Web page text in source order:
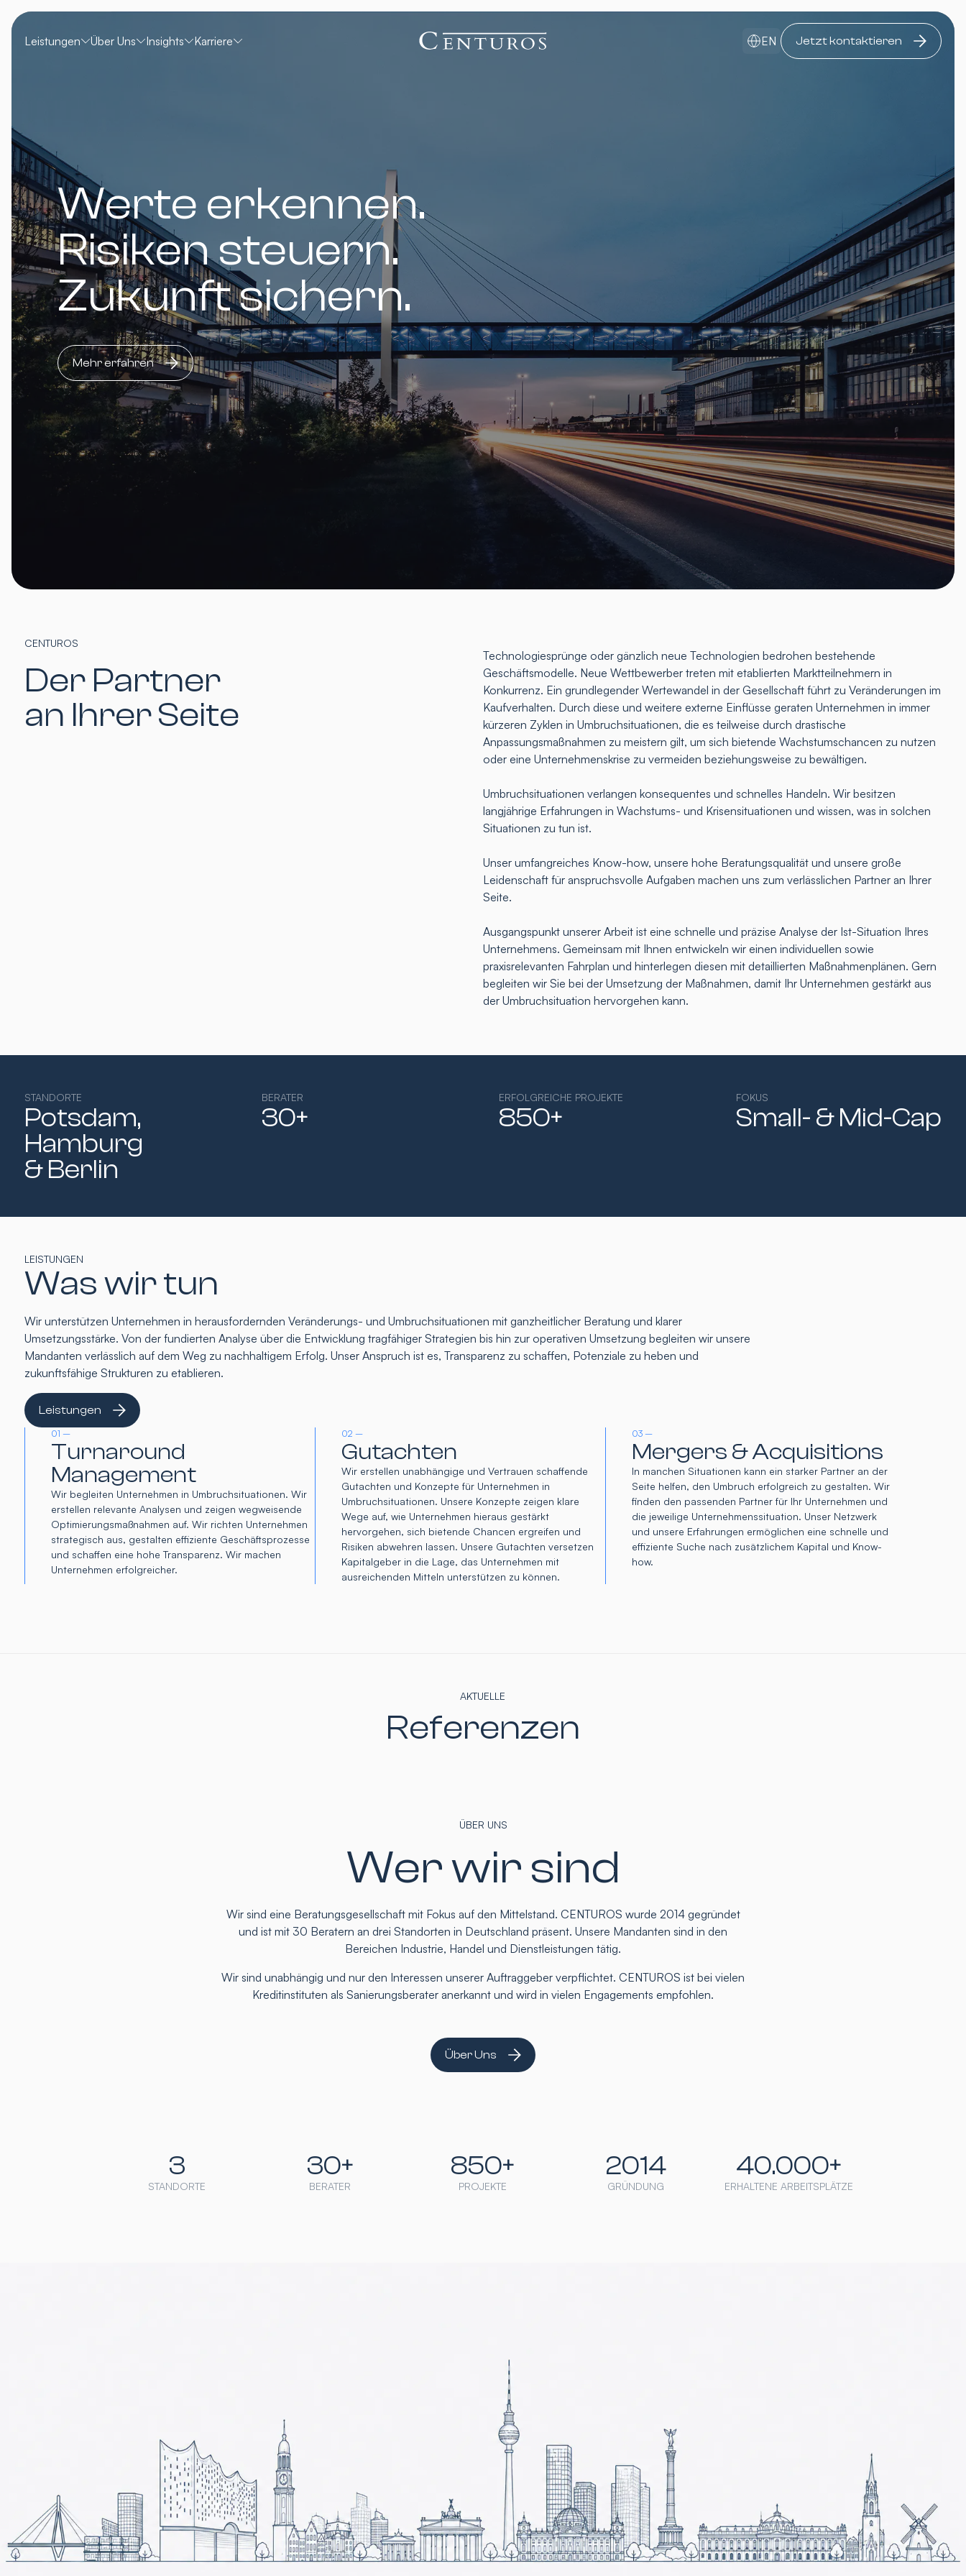
Leistungen Über Uns Insights Karriere EN Jetzt kontaktieren
Werte erkennen.
Risiken steuern.
Zukunft sichern.
Mehr erfahren
CENTUROS
Der Partner
an Ihrer Seite
Technologiesprünge oder gänzlich neue Technologien bedrohen bestehende
Geschäftsmodelle. Neue Wettbewerber treten mit etablierten Marktteilnehmern in
Konkurrenz. Ein grundlegender Wertewandel in der Gesellschaft führt zu Veränderungen im
Kaufverhalten. Durch diese und weitere externe Einflüsse geraten Unternehmen in immer
kürzeren Zyklen in Umbruchsituationen, die es teilweise durch drastische
Anpassungsmaßnahmen zu meistern gilt, um sich bietende Wachstumschancen zu nutzen
oder eine Unternehmenskrise zu vermeiden beziehungsweise zu bewältigen.
Umbruchsituationen verlangen konsequentes und schnelles Handeln. Wir besitzen
langjährige Erfahrungen in Wachstums- und Krisensituationen und wissen, was in solchen
Situationen zu tun ist.
Unser umfangreiches Know-how, unsere hohe Beratungsqualität und unsere große
Leidenschaft für anspruchsvolle Aufgaben machen uns zum verlässlichen Partner an Ihrer
Seite.
Ausgangspunkt unserer Arbeit ist eine schnelle und präzise Analyse der Ist-Situation Ihres
Unternehmens. Gemeinsam mit Ihnen entwickeln wir einen individuellen sowie
praxisrelevanten Fahrplan und hinterlegen diesen mit detaillierten Maßnahmenplänen. Gern
begleiten wir Sie bei der Umsetzung der Maßnahmen, damit Ihr Unternehmen gestärkt aus
der Umbruchsituation hervorgehen kann.
STANDORTE
Potsdam,
Hamburg​
& Berlin
BERATER
30+
ERFOLGREICHE PROJEKTE
850+
FOKUS
Small- & Mid-Cap​
LEISTUNGEN
Was wir tun
Wir unterstützen Unternehmen in herausfordernden Veränderungs- und Umbruchsituationen mit ganzheitlicher Beratung und klarer
Umsetzungsstärke. Von der fundierten Analyse über die Entwicklung tragfähiger Strategien bis hin zur operativen Umsetzung begleiten wir unsere
Mandanten verlässlich auf dem Weg zu nachhaltigem Erfolg. Unser Anspruch ist es, Transparenz zu schaffen, Potenziale zu heben und
zukunftsfähige Strukturen zu etablieren.
Leistungen
01 –
Turnaround
Management
Wir begleiten Unternehmen in Umbruchsituationen. Wir
erstellen relevante Analysen und zeigen wegweisende
Optimierungsmaßnahmen auf. Wir richten Unternehmen
strategisch aus, gestalten effiziente Geschäftsprozesse
und schaffen eine hohe Transparenz. Wir machen
Unternehmen erfolgreicher.
02 –
Gutachten
Wir erstellen unabhängige und Vertrauen schaffende
Gutachten und Konzepte für Unternehmen in
Umbruchsituationen. Unsere Konzepte zeigen klare
Wege auf, wie Unternehmen hieraus gestärkt
hervorgehen, sich bietende Chancen ergreifen und
Risiken abwehren lassen. Unsere Gutachten versetzen
Kapitalgeber in die Lage, das Unternehmen mit
ausreichenden Mitteln unterstützen zu können.
03 –
Mergers & Acquisitions
In manchen Situationen kann ein starker Partner an der
Seite helfen, den Umbruch erfolgreich zu gestalten. Wir
finden den passenden Partner für Ihr Unternehmen und
die jeweilige Unternehmenssituation. Unser Netzwerk
und unsere Erfahrungen ermöglichen eine schnelle und
effiziente Suche nach zusätzlichem Kapital und Know-
how.
AKTUELLE
Referenzen
ÜBER UNS
Wer wir sind
Wir sind eine Beratungsgesellschaft mit Fokus auf den Mittelstand. CENTUROS wurde 2014 gegründet
und ist mit 30 Beratern an drei Standorten in Deutschland präsent. Unsere Mandanten sind in den
Bereichen Industrie, Handel und Dienstleistungen tätig.
Wir sind unabhängig und nur den Interessen unserer Auftraggeber verpflichtet. CENTUROS ist bei vielen
Kreditinstituten als Sanierungsberater anerkannt und wird in vielen Engagements empfohlen.
Über Uns
STANDORTE
3
BERATER
30+
PROJEKTE
850+
GRÜNDUNG
2014
ERHALTENE ARBEITSPLÄTZE
40.000+